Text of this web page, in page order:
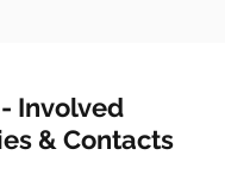
- Involved
& Contacts